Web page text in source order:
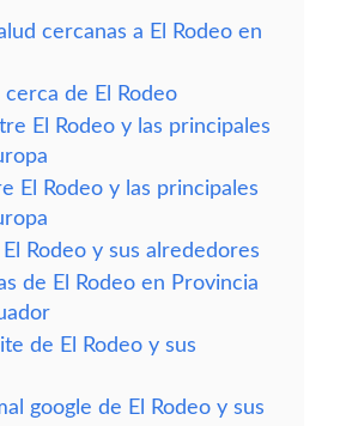
cercanas a El Rodeo en
de El Rodeo
El Rodeo y las principales
El Rodeo y las principales
Rodeo y sus alrededores
de El Rodeo en Provincia
de El Rodeo y sus
google de El Rodeo y sus